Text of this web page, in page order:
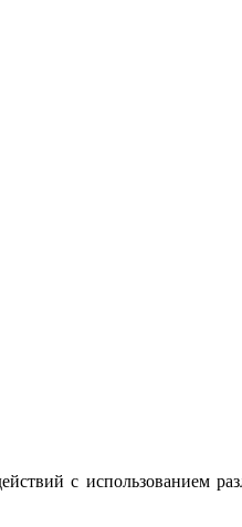
с использованием